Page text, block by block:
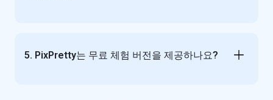
5. PixPretty는 무료 체험 버전을 제공하나요?